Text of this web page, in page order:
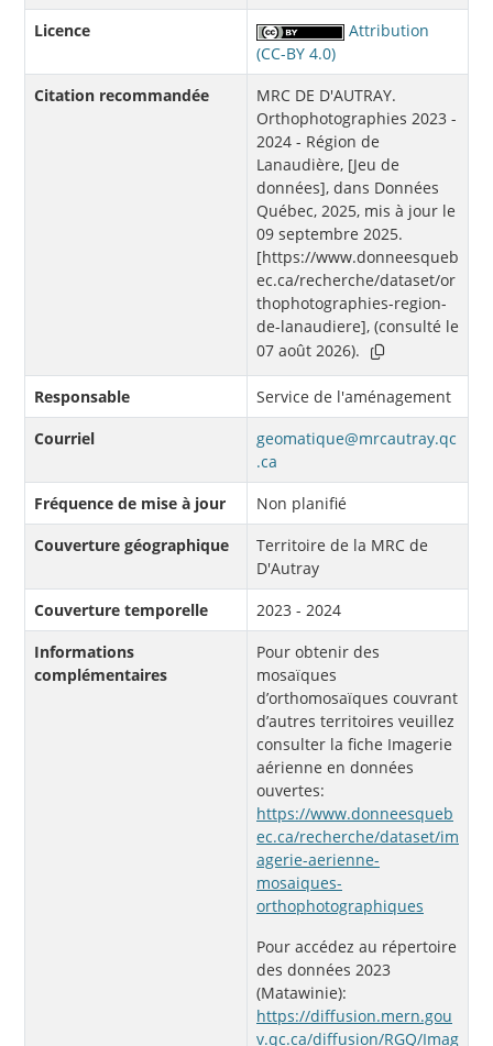
Licence
Attribution
(CC-BY 4.0)
Citation recommandée
MRC DE D'AUTRAY.
Orthophotographies 2023 -
2024 - Région de
Lanaudière, [Jeu de
données], dans Données
Québec, 2025, mis à jour le
09 septembre 2025.
[https://www.donneesqueb
ec.ca/recherche/dataset/or
thophotographies-region-
de-lanaudiere], (consulté le
07 août 2026).
Responsable
Service de l'aménagement
Courriel
geomatique@mrcautray.qc
.ca
Fréquence de mise à jour
Non planifié
Couverture géographique
Territoire de la MRC de
D'Autray
Couverture temporelle
2023 - 2024
Informations
complémentaires
Pour obtenir des
mosaïques
d’orthomosaïques couvrant
d’autres territoires veuillez
consulter la fiche Imagerie
aérienne en données
ouvertes:
https://www.donneesqueb
ec.ca/recherche/dataset/im
agerie-aerienne-
mosaiques-
orthophotographiques
Pour accédez au répertoire
des données 2023
(Matawinie):
https://diffusion.mern.gou
v.qc.ca/diffusion/RGQ/Imag